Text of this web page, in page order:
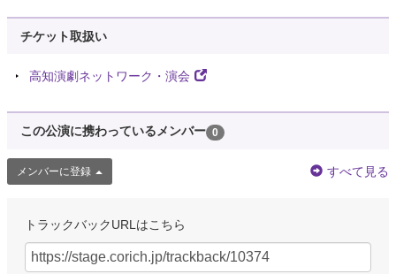
チケット取扱い
高知演劇ネットワーク・演会
この公演に携わっているメンバー 0
メンバーに登録 すべて見る
トラックバックURLはこちら